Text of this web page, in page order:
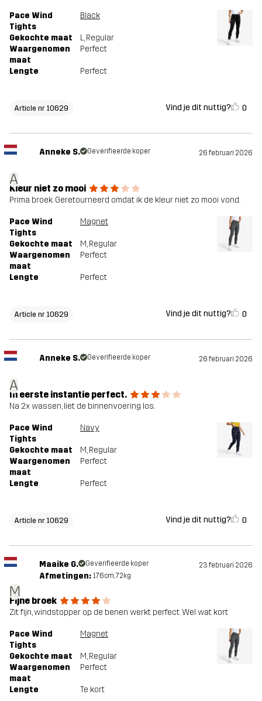
Pace Wind
Tights
Black
Gekochte maat L, Regular
Waargenomen
maat
Perfect
Lengte Perfect
Article nr 10629 Vind je dit nuttig? 0
A
Anneke S. Geverifieerde koper 26 februari 2026
Kleur niet zo mooi
Prima broek. Geretourneerd omdat ik de kleur niet zo mooi vond.
Pace Wind
Tights
Magnet
Gekochte maat M, Regular
Waargenomen
maat
Perfect
Lengte Perfect
Article nr 10629 Vind je dit nuttig? 0
A
Anneke S. Geverifieerde koper 26 februari 2026
In eerste instantie perfect.
Na 2x wassen, liet de binnenvoering los.
Pace Wind
Tights
Navy
Gekochte maat M, Regular
Waargenomen
maat
Perfect
Lengte Perfect
Article nr 10629 Vind je dit nuttig? 0
M
Maaike G. Geverifieerde koper 23 februari 2026
Afmetingen: 176cm, 72kg
Fijne broek
Zit fijn, windstopper op de benen werkt perfect. Wel wat kort
Pace Wind
Tights
Magnet
Gekochte maat M, Regular
Waargenomen
maat
Perfect
Lengte Te kort